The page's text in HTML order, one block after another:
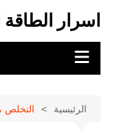
المحتوى
اسرار الطاقة
الرئيسية التخلص